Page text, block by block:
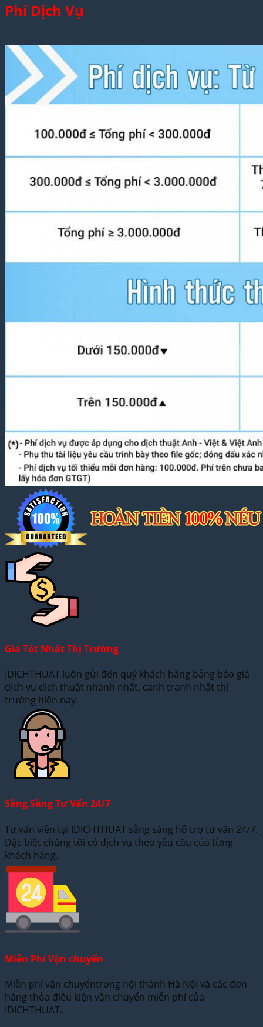
Phí Dịch Vụ
Giá Tốt Nhất Thị Trường
IDICHTHUAT luôn gửi đến quý khách hàng bảng báo giá
dịch vụ dịch thuật nhanh nhất, canh tranh nhất thị
trường hiện nay.
Sẵng Sàng Tư Vấn 24/7
Tư vấn viên tại IDICHTHUAT sẵng sàng hỗ trợ tư vấn 24/7.
Đặc biệt chúng tôi có dịch vụ theo yêu cầu của từng
khách hàng.
Miễn Phí Vận chuyển
Miễn phí vận chuyểntrong nội thành Hà Nội và các đơn
hàng thỏa điều kiện vận chuyển miễn phí của
IDICHTHUAT.